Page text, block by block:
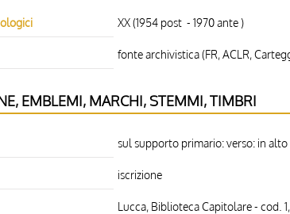
XX (1954 post - 1970 ante )
fonte archivistica (FR, ACLR,
EMBLEMI, MARCHI, STEMMI, TIMBRI
sul supporto primario: verso: in alto
iscrizione
Lucca, Biblioteca Capitolare - cod.